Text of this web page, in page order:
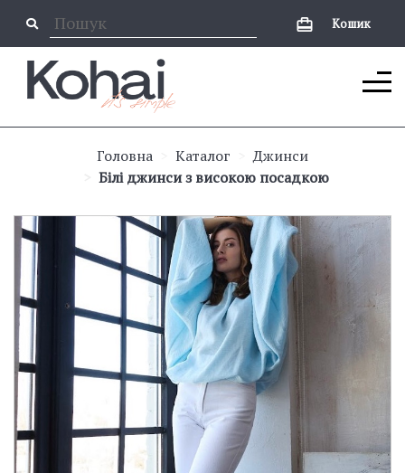
Кошик
Головна Каталог
Джинси
Білі джинси з високою посадкою